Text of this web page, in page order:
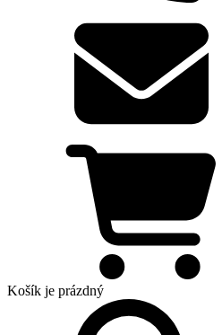
Košík je prázdný